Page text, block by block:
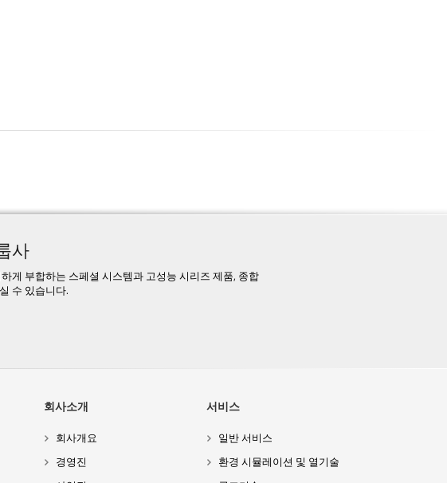
사
게 부합하는 스페셜 시스템과 고성능 시리즈 제품, 종합
수 있습니다.
회사소개
회사개요
경영진
서비스
일반 서비스
환경 시뮬레이션 및 열기술